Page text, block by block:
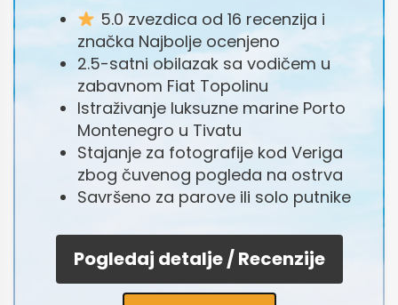
5.0 zvezdica od 16 recenzija i
značka Najbolje ocenjeno
2.5-satni obilazak sa vodičem u
zabavnom Fiat Topolinu
Istraživanje luksuzne marine Porto
Montenegro u Tivatu
Stajanje za fotografije kod Veriga
zbog čuvenog pogleda na ostrva
Savršeno za parove ili solo putnike
Pogledaj detalje / Recenzije